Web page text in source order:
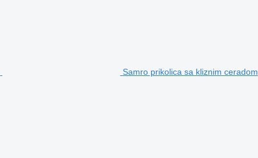
Samro prikolica sa kliznim ceradom